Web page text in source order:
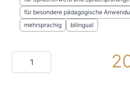
für besondere pädagogische
mehrsprachig
bilingual
Menge